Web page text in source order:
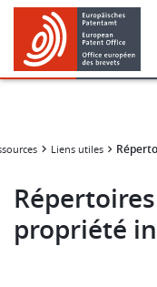
Skip
main
content
Skip
footer
Liens utiles
propriété